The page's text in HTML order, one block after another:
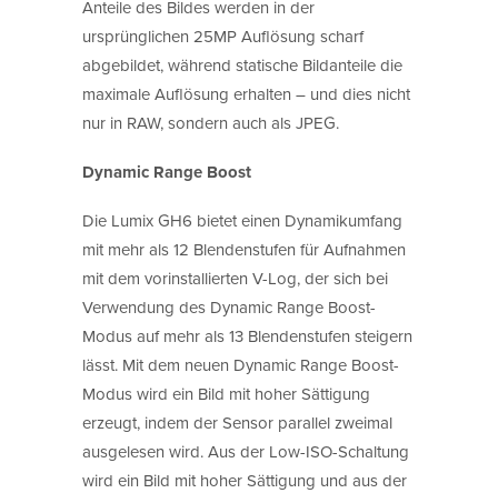
Anteile des Bildes werden in der
ursprünglichen 25MP Auflösung scharf
abgebildet, während statische Bildanteile die
maximale Auflösung erhalten – und dies nicht
nur in RAW, sondern auch als JPEG.
Dynamic Range Boost
Die Lumix GH6 bietet einen Dynamikumfang
mit mehr als 12 Blendenstufen für Aufnahmen
mit dem vorinstallierten V-Log, der sich bei
Verwendung des Dynamic Range Boost-
Modus auf mehr als 13 Blendenstufen steigern
lässt. Mit dem neuen Dynamic Range Boost-
Modus wird ein Bild mit hoher Sättigung
erzeugt, indem der Sensor parallel zweimal
ausgelesen wird. Aus der Low-ISO-Schaltung
wird ein Bild mit hoher Sättigung und aus der